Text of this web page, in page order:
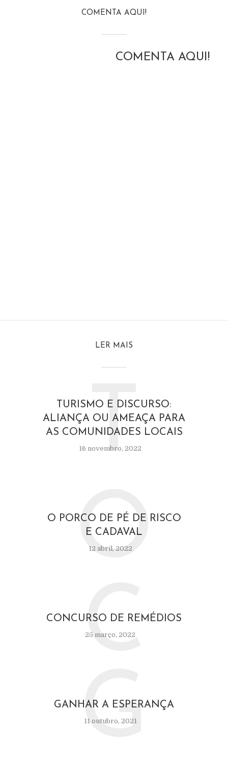
COMENTA AQUI!
COMENTA AQUI!
LER MAIS
TURISMO E DISCURSO:
ALIANÇA OU AMEAÇA PARA
AS COMUNIDADES LOCAIS
16 novembro, 2022
T
O PORCO DE PÉ DE RISCO
E CADAVAL
12 abril, 2022
O
CONCURSO DE REMÉDIOS
25 março, 2022
C
GANHAR A ESPERANÇA
11 outubro, 2021
G